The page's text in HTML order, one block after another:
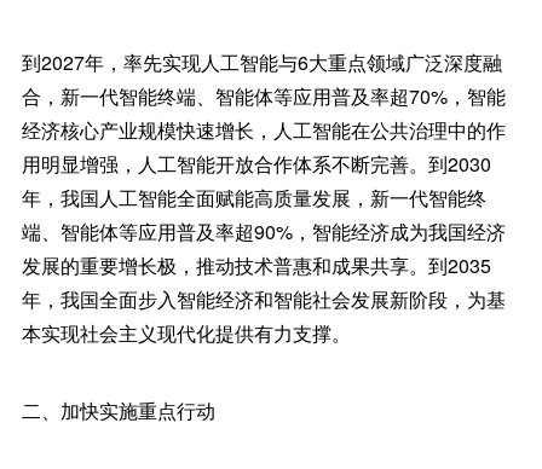
到2027年，率先实现人工智能与6大重点领域广泛深度融
合，新一代智能终端、智能体等应用普及率超70%，智能
经济核心产业规模快速增长，人工智能在公共治理中的作
用明显增强，人工智能开放合作体系不断完善。到2030
年，我国人工智能全面赋能高质量发展，新一代智能终
端、智能体等应用普及率超90%，智能经济成为我国经济
发展的重要增长极，推动技术普惠和成果共享。到2035
年，我国全面步入智能经济和智能社会发展新阶段，为基
本实现社会主义现代化提供有力支撑。
二、加快实施重点行动